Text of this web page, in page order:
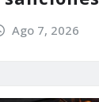
Ago 7, 2026